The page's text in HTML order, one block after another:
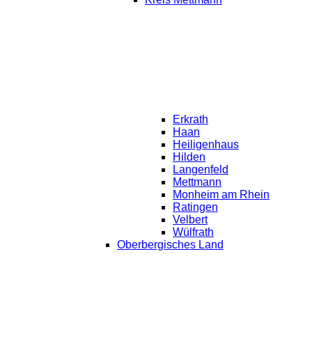
Erkrath
Haan
Heiligenhaus
Hilden
Langenfeld
Mettmann
Monheim am Rhein
Ratingen
Velbert
Wülfrath
Oberbergisches Land